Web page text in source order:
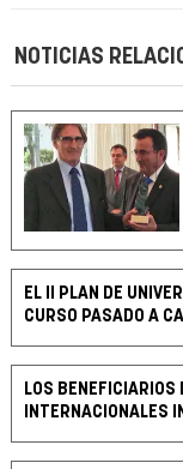
NOTICIAS
EL II PLAN DE
CURSO PASADO A
LOS
INTERNACIONALES